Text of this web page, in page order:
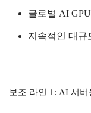
글로벌 AI
지속적인 대규
보조 라인 1: AI 서버